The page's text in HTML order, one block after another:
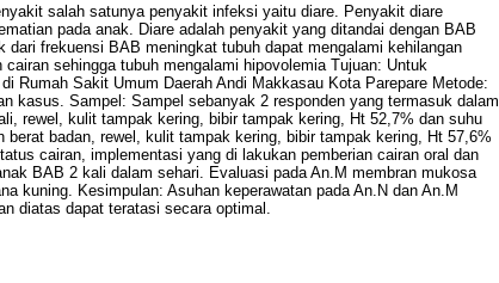
salah satunya penyakit infeksi yaitu diare. Penyakit diare
pada anak. Diare adalah penyakit yang ditandai dengan BAB
frekuensi BAB meningkat tubuh dapat mengalami kehilangan
sehingga tubuh mengalami hipovolemia Tujuan: Untuk
Rumah Sakit Umum Daerah Andi Makkasau Kota Parepare Metode:
kasus. Sampel: Sampel sebanyak 2 responden yang termasuk dalam
rewel, kulit tampak kering, bibir tampak kering, Ht 52,7% dan suhu
badan, rewel, kulit tampak kering, bibir tampak kering, Ht 57,6%
cairan, implementasi yang di lakukan pemberian cairan oral dan
BAB 2 kali dalam sehari. Evaluasi pada An.M membran mukosa
kuning. Kesimpulan: Asuhan keperawatan pada An.N dan An.M
diatas dapat teratasi secara optimal.